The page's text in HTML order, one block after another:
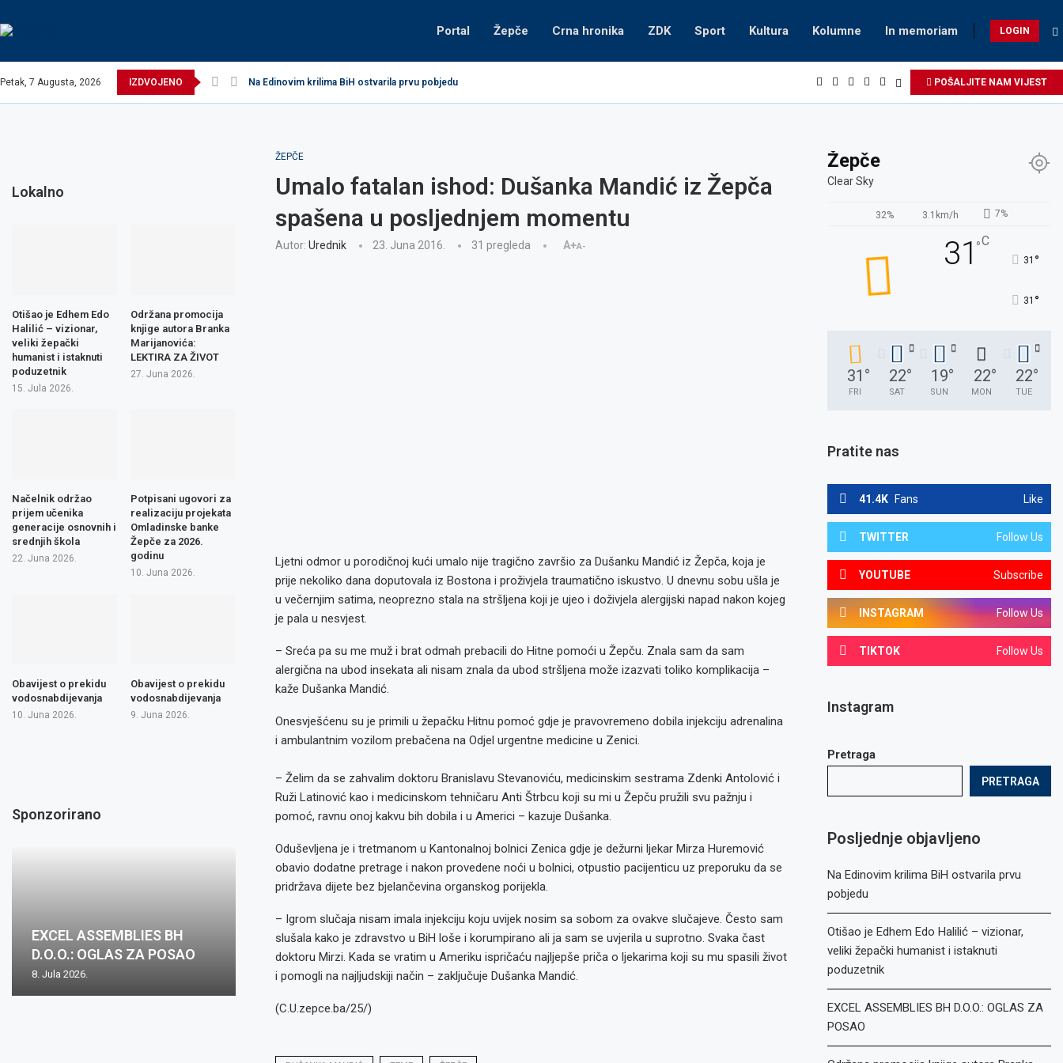
Portal Žepče Crna hronika ZDK Sport Kultura Kolumne In memoriam LOGIN
Petak, 7 Augusta, 2026 IZDVOJENO Na Edinovim krilima BiH ostvarila prvu pobjedu POŠALJITE NAM VIJEST
ŽEPČE
Umalo fatalan ishod: Dušanka Mandić iz Žepča
spašena u posljednjem momentu
Autor: Urednik 23. Juna 2016. 31 pregleda A+A-
Ljetni odmor u porodičnoj kući umalo nije tragično završio za Dušanku Mandić iz Žepča, koja je
prije nekoliko dana doputovala iz Bostona i proživjela traumatično iskustvo. U dnevnu sobu ušla je
u večernjim satima, neoprezno stala na stršljena koji je ujeo i doživjela alergijski napad nakon kojeg
je pala u nesvjest.
– Sreća pa su me muž i brat odmah prebacili do Hitne pomoći u Žepču. Znala sam da sam
alergična na ubod insekata ali nisam znala da ubod stršljena može izazvati toliko komplikacija –
kaže Dušanka Mandić.
Onesvješćenu su je primili u žepačku Hitnu pomoć gdje je pravovremeno dobila injekciju adrenalina
i ambulantnim vozilom prebačena na Odjel urgentne medicine u Zenici.
– Želim da se zahvalim doktoru Branislavu Stevanoviću, medicinskim sestrama Zdenki Antolović i
Ruži Latinović kao i medicinskom tehničaru Anti Štrbcu koji su mi u Žepču pružili svu pažnju i
pomoć, ravnu onoj kakvu bih dobila i u Americi – kazuje Dušanka.
Oduševljena je i tretmanom u Kantonalnoj bolnici Zenica gdje je dežurni ljekar Mirza Huremović
obavio dodatne pretrage i nakon provedene noći u bolnici, otpustio pacijenticu uz preporuku da se
pridržava dijete bez bjelančevina organskog porijekla.
– Igrom slučaja nisam imala injekciju koju uvijek nosim sa sobom za ovakve slučajeve. Često sam
slušala kako je zdravstvo u BiH loše i korumpirano ali ja sam se uvjerila u suprotno. Svaka čast
doktoru Mirzi. Kada se vratim u Ameriku ispričaću najljepše priča o ljekarima koji su mu spasili život
i pomogli na najljudskiji način – zaključuje Dušanka Mandić.
(C.U.zepce.ba/25/)
Žepče
Clear Sky
32% 3.1km/h 7%
31°C
31 °
31 °
31 °
FRI
22°
SAT
19°
SUN
22°
MON
22°
TUE
Pratite nas
41.4K Fans Like
TWITTER Follow Us
YOUTUBE Subscribe
INSTAGRAM Follow Us
TIKTOK Follow Us
Instagram
Pretraga
PRETRAGA
Posljednje objavljeno
Na Edinovim krilima BiH ostvarila prvu
pobjedu
Otišao je Edhem Edo Halilić – vizionar,
veliki žepački humanist i istaknuti
poduzetnik
EXCEL ASSEMBLIES BH D.O.O.: OGLAS ZA
POSAO
Lokalno
Otišao je Edhem Edo
Halilić – vizionar,
veliki žepački
humanist i istaknuti
poduzetnik
15. Jula 2026.
Održana promocija
knjige autora Branka
Marijanovića:
LEKTIRA ZA ŽIVOT
27. Juna 2026.
Načelnik održao
prijem učenika
generacije osnovnih i
srednjih škola
22. Juna 2026.
Potpisani ugovori za
realizaciju projekata
Omladinske banke
Žepče za 2026.
godinu
10. Juna 2026.
Obavijest o prekidu
vodosnabdijevanja
10. Juna 2026.
Obavijest o prekidu
vodosnabdijevanja
9. Juna 2026.
Sponzorirano
EXCEL ASSEMBLIES BH
D.O.O.: OGLAS ZA POSAO
8. Jula 2026.